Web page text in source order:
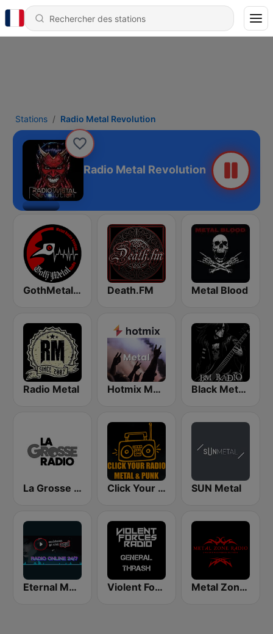
Stations Radio Metal Revolution
Radio Metal Revolution
GothMetal Radio Death.FM Metal Blood
Radio Metal Hotmix Metal Black Metal Radio
La Grosse Radio Metal Click Your Radio Metal & Punk SUN Metal
Eternal Metal Violent Forces Radio: General Thrash Metal Zone Radio